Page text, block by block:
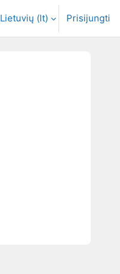
Lietuvių ‎(lt)‎ Prisijungti